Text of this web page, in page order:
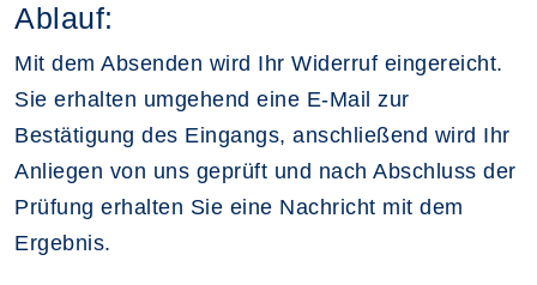
Ablauf:
Mit dem Absenden wird Ihr Widerruf eingereicht.
Sie erhalten umgehend eine E-Mail zur
Bestätigung des Eingangs, anschließend wird Ihr
Anliegen von uns geprüft und nach Abschluss der
Prüfung erhalten Sie eine Nachricht mit dem
Ergebnis.